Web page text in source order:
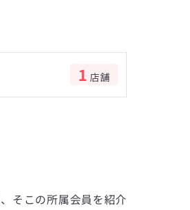
1 店舗
そこの所属会員を紹介